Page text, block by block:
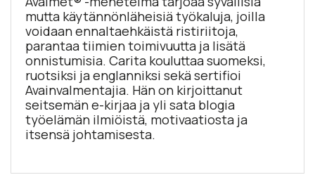
mutta käytännönläheisiä työkaluja, joilla
voidaan ennaltaehkäistä ristiriitoja,
parantaa tiimien toimivuutta ja lisätä
onnistumisia. Carita kouluttaa suomeksi,
ruotsiksi ja englanniksi sekä sertifioi
Avainvalmentajia. Hän on kirjoittanut
seitsemän e-kirjaa ja yli sata blogia
työelämän ilmiöistä, motivaatiosta ja
itsensä johtamisesta.